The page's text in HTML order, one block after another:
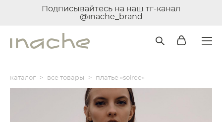
Подписывайтесь на наш тг-канал
@inache_brand
каталог > все товары > платье «soiree»